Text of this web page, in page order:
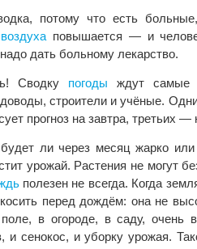
потому что есть
воздуха повышается — и
дать больному лекарство.
Сводку погоды ждут самые
строители и учёные.
прогноз на завтра, третьих
ли через месяц жарко
урожай. Растения не могут
полезен не всегда. Когда
перед дождём: она не
в огороде, в саду, очень
и сенокос, и уборку урожая.